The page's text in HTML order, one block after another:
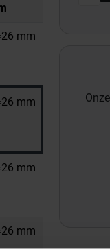
mm
mm
mm
mm